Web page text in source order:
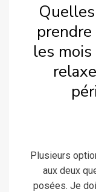
les mois
Plusieurs
aux deux
posées. Je